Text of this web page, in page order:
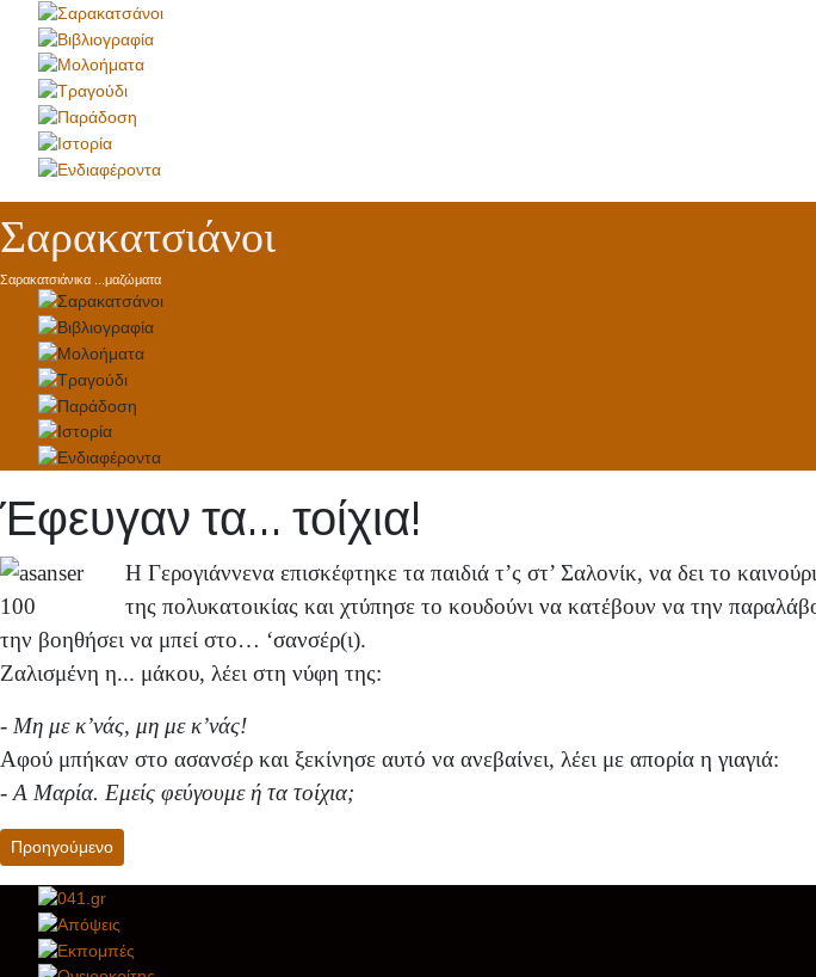
Σαρακατσιάνοι
Σαρακατσιάνικα ...μαζώματα
Έφευγαν τα… τοίχια!
Η Γερογιάννενα επισκέφτηκε τα παιδιά τ’ς στ’ Σαλονίκ, να δει το
της πολυκατοικίας και χτύπησε το κουδούνι να κατέβουν να την
την βοηθήσει να μπεί στο… ‘σανσέρ(ι).
Ζαλισμένη η... μάκου, λέει στη νύφη της:
- Μη με κ’νάς, μη με κ’νάς!
Αφού μπήκαν στο ασανσέρ και ξεκίνησε αυτό να ανεβαίνει, λέει με απορία η γιαγιά:
- Α Μαρία. Εμείς φεύγουμε ή τα τοίχια;
Προηγούμενο άρθρο: Έτσ' χάθ'κει ου Γιάννους μια νύχτα...
Προηγούμενο